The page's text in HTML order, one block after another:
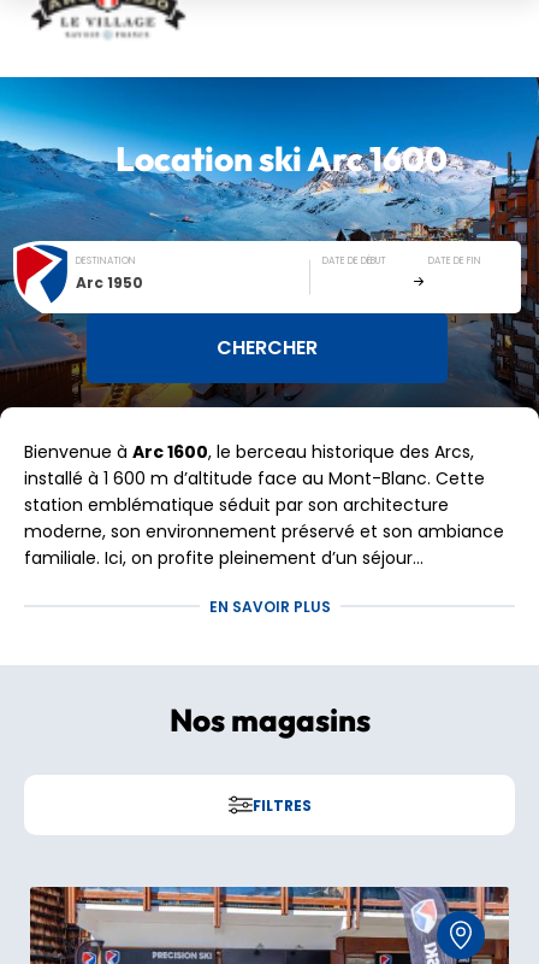
Location skiArc 1600
DESTINATION
Arc 1950
DATE DE DÉBUT DATE DE FIN
Bienvenue à Arc 1600, le berceau historique des Arcs,
installé à 1 600 m d’altitude face au Mont-Blanc. Cette
station emblématique séduit par son architecture
moderne, son environnement préservé et son ambiance
familiale. Ici, on profite pleinement d’un séjour
vaste domaineParadiski, l’un des plus beaux terrains de
Pour votre séjour, choisissez lalocation ski Arc 1600
votre arrivée en station.
EN SAVOIR PLUS
Nos magasins
FILTRES